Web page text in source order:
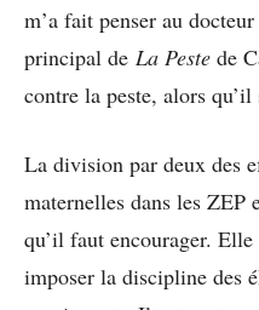
m’a fait penser au
principal de La Peste de
contre la peste, alors
La division par deux des
maternelles dans les ZEP
qu’il faut encourager.
imposer la discipline des